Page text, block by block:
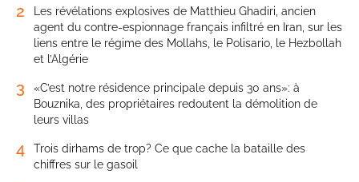
2
Les révélations explosives de Matthieu Ghadiri, ancien
agent du contre-espionnage français infiltré en Iran, sur les
liens entre le régime des Mollahs, le Polisario, le Hezbollah
et l’Algérie
3
«C’est notre résidence principale depuis 30 ans»: à
Bouznika, des propriétaires redoutent la démolition de
leurs villas
4
Trois dirhams de trop? Ce que cache la bataille des
chiffres sur le gasoil